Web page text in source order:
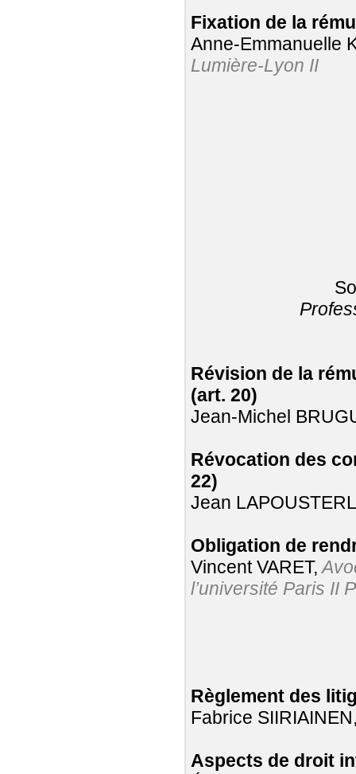
Fixation de la
Anne-Emmanuelle
Lumière-Lyon II
Révision de la
(art. 20)
Jean-Michel
Révocation des
22)
Jean
Obligation de
Vincent VARET,
l’université Paris II
Règlement des
Fabrice
Aspects de droit